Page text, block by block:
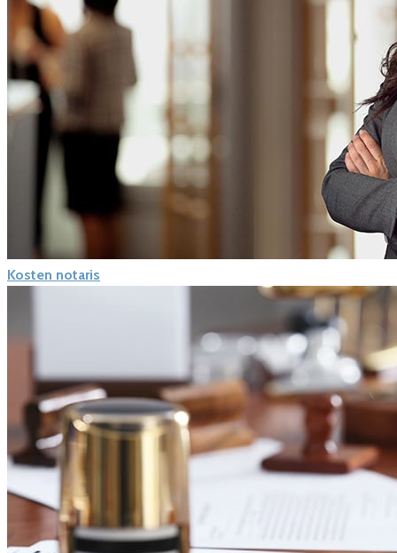
Kosten notaris